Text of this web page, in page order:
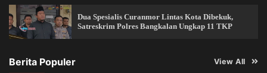
Dua Spesialis Curanmor Lintas Kota Dibekuk,
Satreskrim Polres Bangkalan Ungkap 11 TKP
Berita Populer View All